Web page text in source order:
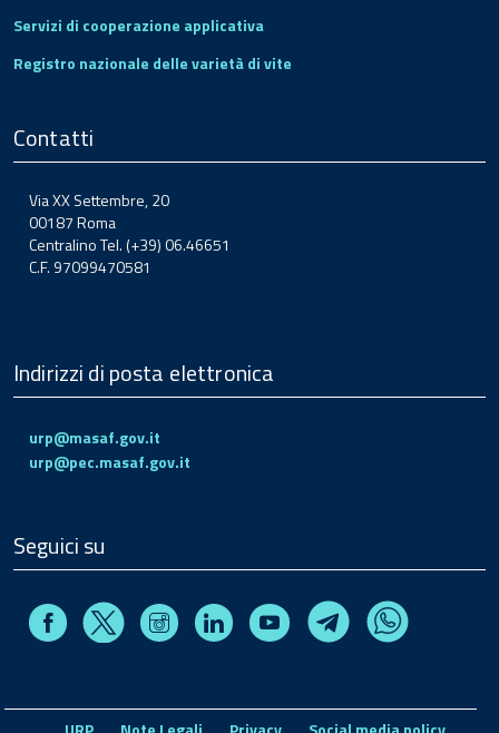
Servizi di cooperazione applicativa
Registro nazionale delle varietà di vite
Contatti
Via XX Settembre, 20
00187 Roma
Centralino Tel. (+39) 06.46651
C.F. 97099470581
Indirizzi di posta elettronica
urp@masaf.gov.it
urp@pec.masaf.gov.it
Seguici su
FacebookX InstagramLinkedin Youtube TelegramWhatsapp